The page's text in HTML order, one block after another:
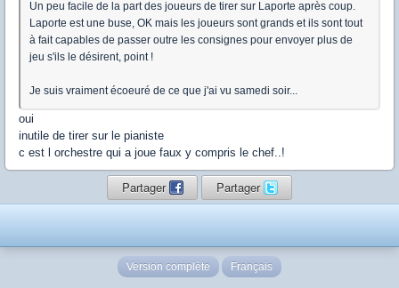
Un peu facile de la part des joueurs de tirer sur Laporte après coup.
Laporte est une buse, OK mais les joueurs sont grands et ils sont tout
à fait capables de passer outre les consignes pour envoyer plus de
jeu s'ils le désirent, point !
Je suis vraiment écoeuré de ce que j'ai vu samedi soir...
oui
inutile de tirer sur le pianiste
c est l orchestre qui a joue faux y compris le chef..!
Partager Partager
Version complète Français